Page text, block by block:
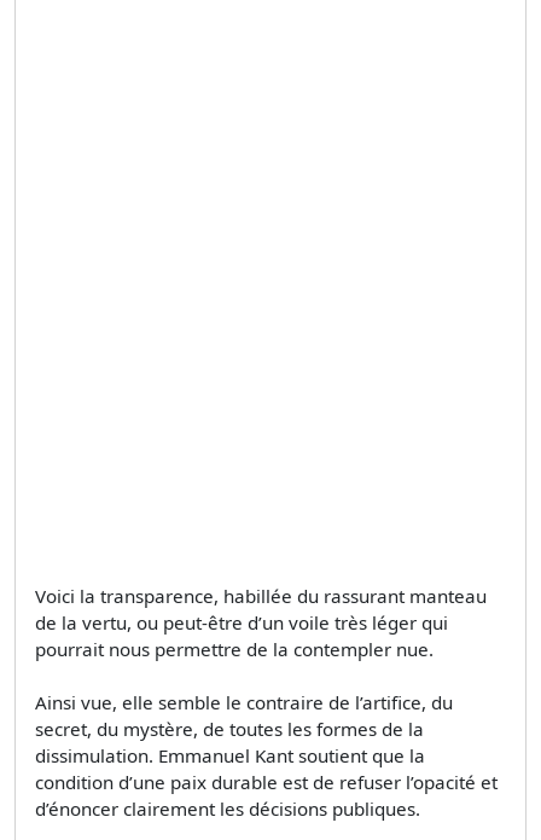
Voici la transparence, habillée du rassurant manteau
de la vertu, ou peut-être d’un voile très léger qui
pourrait nous permettre de la contempler nue.
Ainsi vue, elle semble le contraire de l’artifice, du
secret, du mystère, de toutes les formes de la
dissimulation. Emmanuel Kant soutient que la
condition d’une paix durable est de refuser l’opacité et
d’énoncer clairement les décisions publiques.